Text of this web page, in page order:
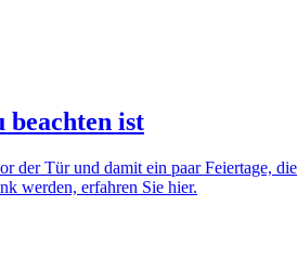
ist
der Tür und damit ein paar Feiertage,
werden, erfahren Sie hier.